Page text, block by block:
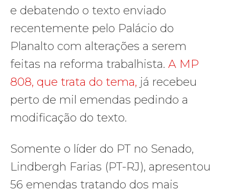
e debatendo o texto enviado
recentemente pelo Palácio do
Planalto com alterações a serem
feitas na reforma trabalhista. A MP
808, que trata do tema, já recebeu
perto de mil emendas pedindo a
modificação do texto.
Somente o líder do PT no Senado,
Lindbergh Farias (PT-RJ), apresentou
56 emendas tratando dos mais